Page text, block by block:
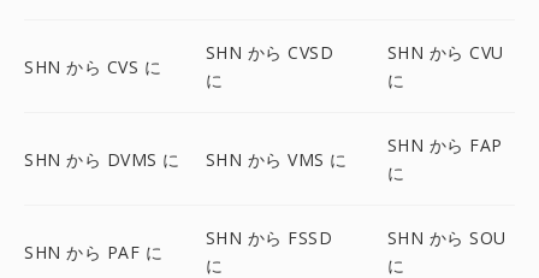
SHN から CVS に
SHN から CVSD
に
SHN から CVU
に
SHN から DVMS に SHN から VMS に
SHN から FAP
に
SHN から PAF に
SHN から FSSD
に
SHN から SOU
に